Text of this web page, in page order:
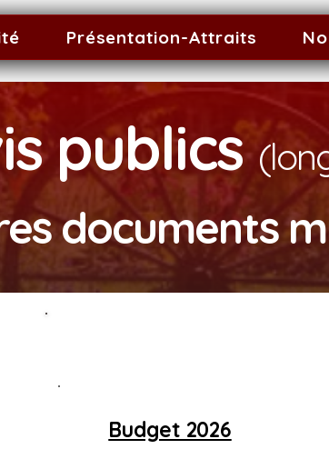
Présentation-Attraits
publics
documents
Budget 2026